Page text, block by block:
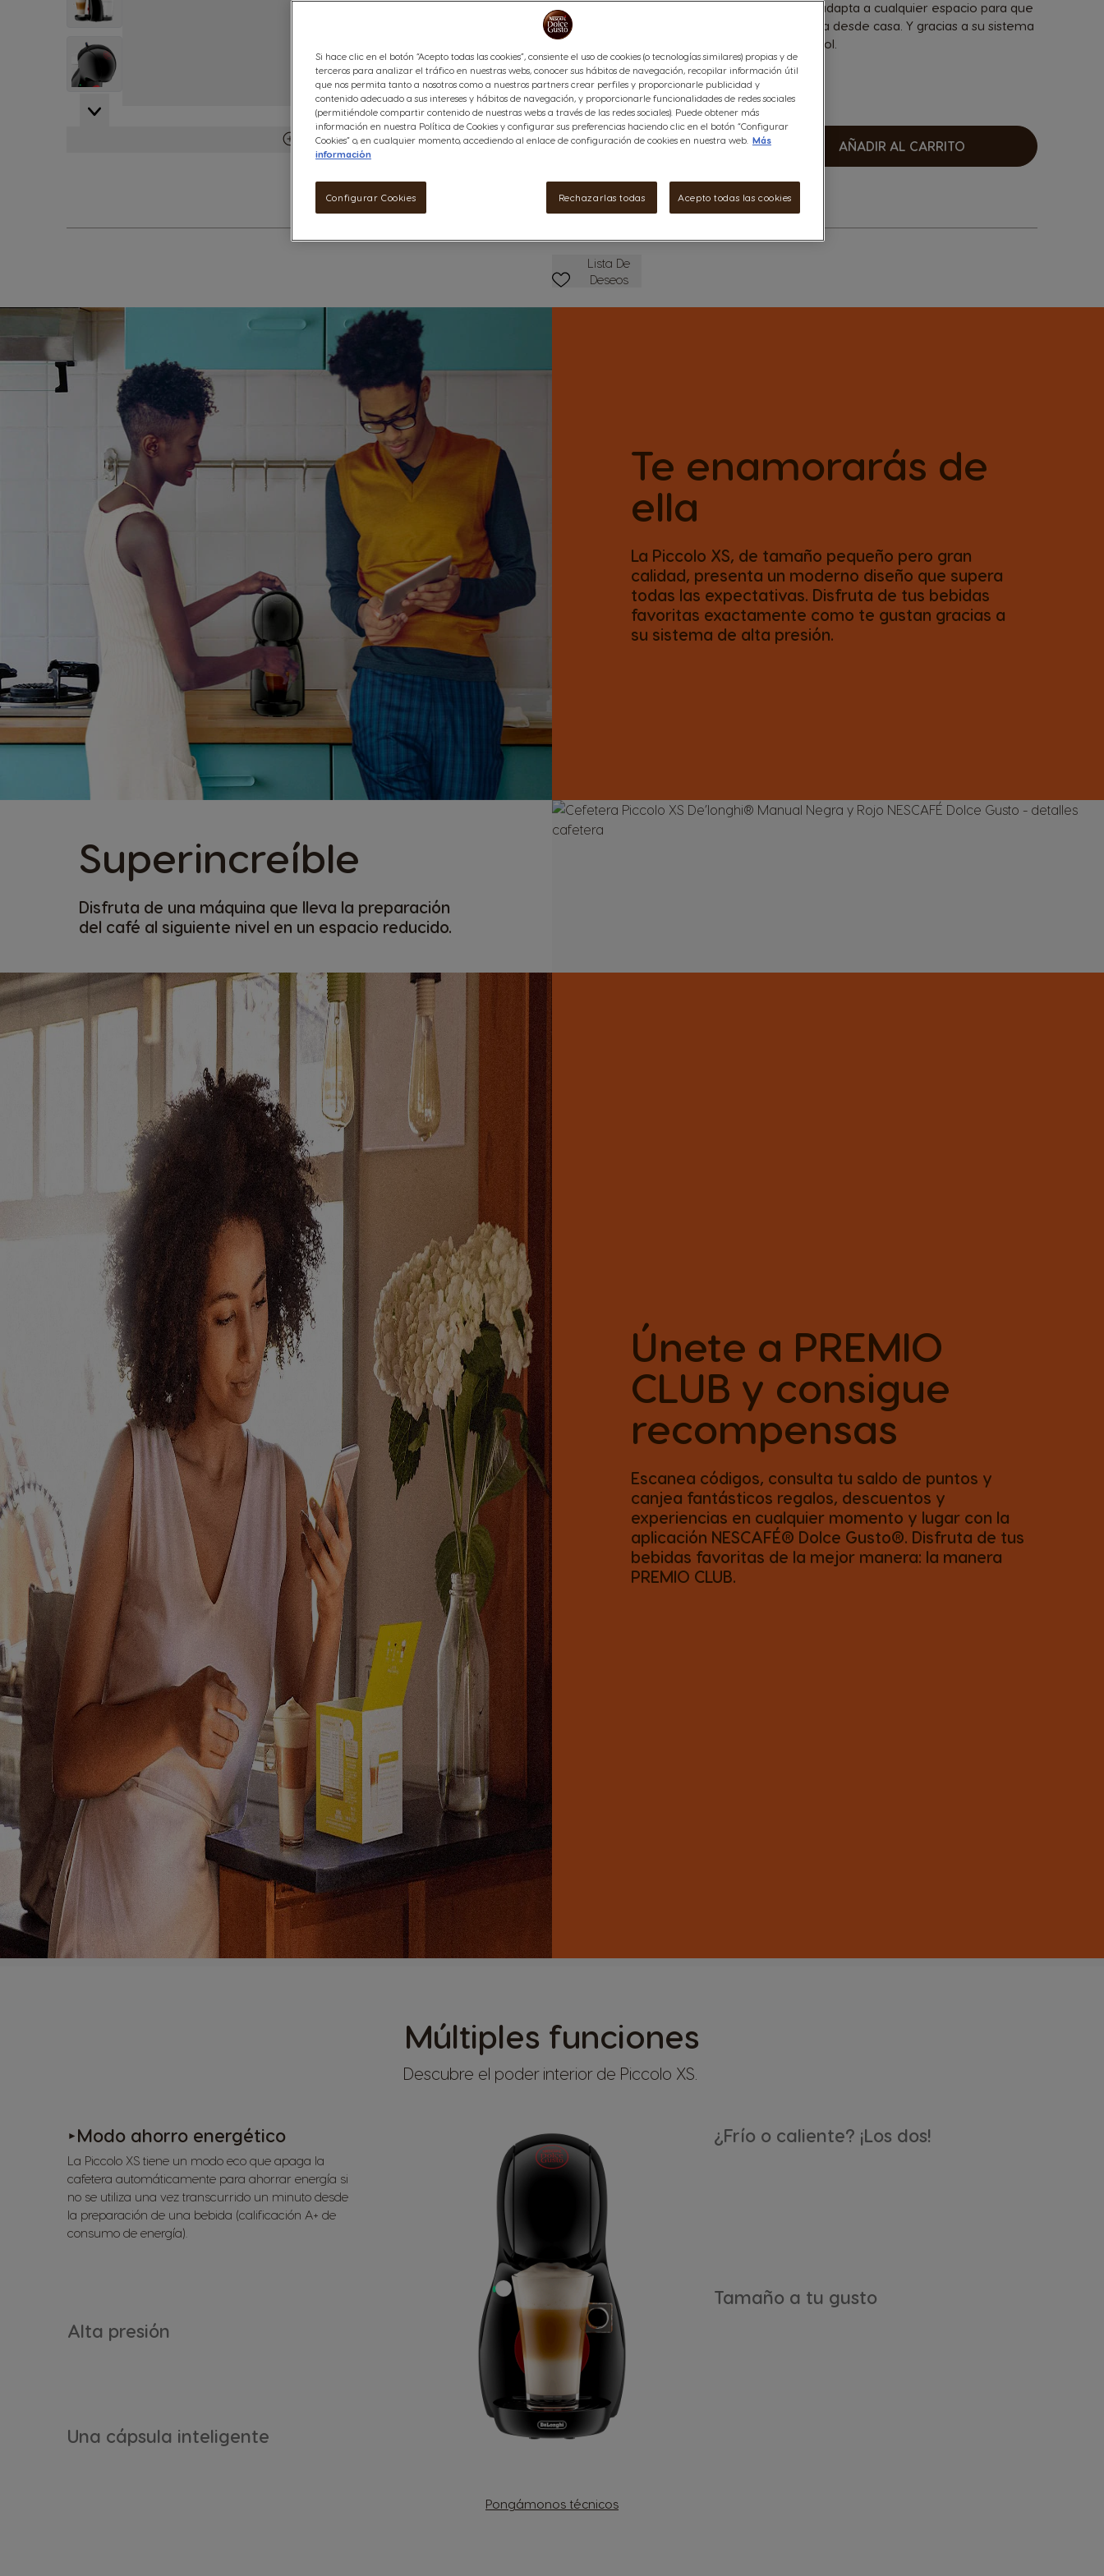
View larger image
View larger image
Ver más detalles
La Piccolo XS, supercompacta y funcional, se adapta a cualquier espacio para que
disfrutes de la oferta de cafés de una cafetería desde casa. Y gracias a su sistema
de selección manual, siempre tendrás el control.
Información adicional
74,90 €
AÑADIR AL CARRITO
Lista De Deseos
Lista De
Deseos
Te enamorarás de
ella
La Piccolo XS, de tamaño pequeño pero gran
calidad, presenta un moderno diseño que supera
todas las expectativas. Disfruta de tus bebidas
favoritas exactamente como te gustan gracias a
su sistema de alta presión.
Superincreíble
Disfruta de una máquina que lleva la preparación
del café al siguiente nivel en un espacio reducido.
Únete a PREMIO
CLUB y consigue
recompensas
Escanea códigos, consulta tu saldo de puntos y
canjea fantásticos regalos, descuentos y
experiencias en cualquier momento y lugar con la
aplicación NESCAFÉ® Dolce Gusto®. Disfruta de tus
bebidas favoritas de la mejor manera: la manera
PREMIO CLUB.
Múltiples funciones
Descubre el poder interior de Piccolo XS.
► Modo ahorro energético
La Piccolo XS tiene un modo eco que apaga la
cafetera automáticamente para ahorrar energía si
no se utiliza una vez transcurrido un minuto desde
la preparación de una bebida (calificación A+ de
consumo de energía).
Alta presión
Una cápsula inteligente
¿Frío o caliente? ¡Los dos!
Tamaño a tu gusto
Pongámonos técnicos
Si hace clic en el botón “Acepto todas las cookies”, consiente el uso de cookies (o tecnologías similares) propias y de
terceros para analizar el tráfico en nuestras webs, conocer sus hábitos de navegación, recopilar información útil
que nos permita tanto a nosotros como a nuestros partners crear perfiles y proporcionarle publicidad y
contenido adecuado a sus intereses y hábitos de navegación, y proporcionarle funcionalidades de redes sociales
(permitiéndole compartir contenido de nuestras webs a través de las redes sociales). Puede obtener más
información en nuestra Política de Cookies y configurar sus preferencias haciendo clic en el botón “Configurar
Cookies” o, en cualquier momento, accediendo al enlace de configuración de cookies en nuestra web. Más
información
Configurar Cookies Rechazarlas todas Acepto todas las cookies